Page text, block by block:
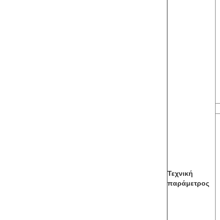
Τεχνική
παράμετρος